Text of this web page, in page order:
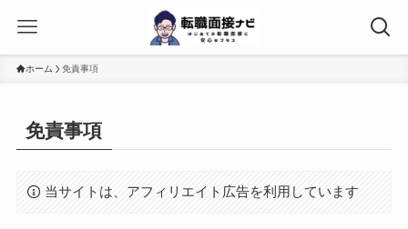
ホーム 免責事項
免責事項
当サイトは、アフィリエイト広告を利用しています